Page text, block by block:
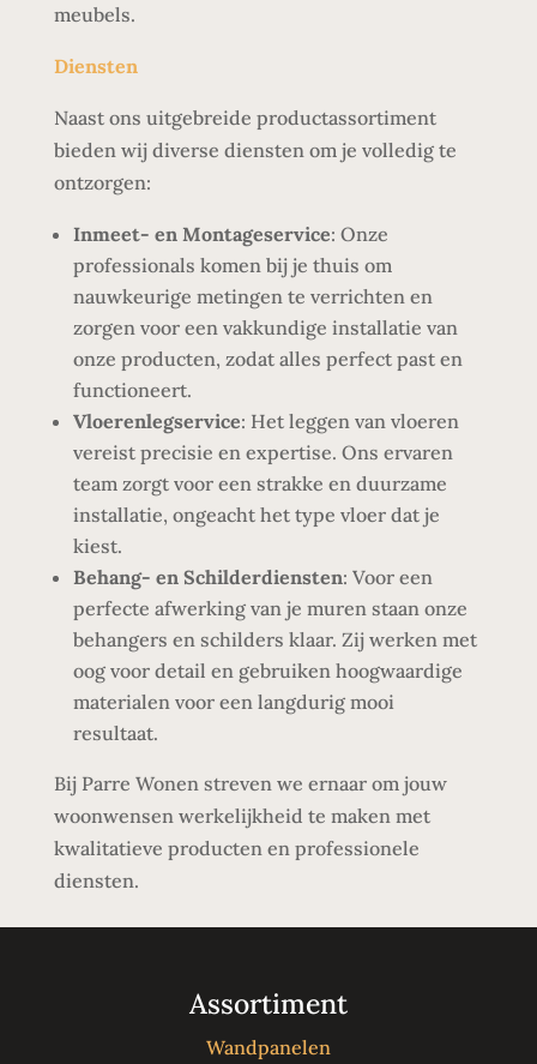
meubels.
Diensten
Naast ons uitgebreide productassortiment
bieden wij diverse diensten om je volledig te
ontzorgen:
Inmeet- en Montageservice: Onze
professionals komen bij je thuis om
nauwkeurige metingen te verrichten en
zorgen voor een vakkundige installatie van
onze producten, zodat alles perfect past en
functioneert.
Vloerenlegservice: Het leggen van vloeren
vereist precisie en expertise. Ons ervaren
team zorgt voor een strakke en duurzame
installatie, ongeacht het type vloer dat je
kiest.
Behang- en Schilderdiensten: Voor een
perfecte afwerking van je muren staan onze
behangers en schilders klaar. Zij werken met
oog voor detail en gebruiken hoogwaardige
materialen voor een langdurig mooi
resultaat.
Bij Parre Wonen streven we ernaar om jouw
woonwensen werkelijkheid te maken met
kwalitatieve producten en professionele
diensten.
Assortiment
Wandpanelen